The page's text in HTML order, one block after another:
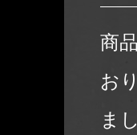
商
お
ま